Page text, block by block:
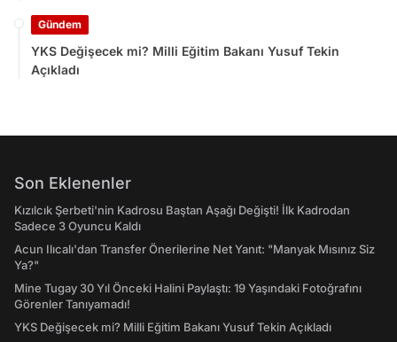
Gündem
YKS Değişecek mi? Milli Eğitim Bakanı Yusuf Tekin
Açıkladı
Son Eklenenler
Kızılcık Şerbeti'nin Kadrosu Baştan Aşağı Değişti! İlk Kadrodan
Sadece 3 Oyuncu Kaldı
Acun Ilıcalı'dan Transfer Önerilerine Net Yanıt: "Manyak Mısınız Siz
Ya?"
Mine Tugay 30 Yıl Önceki Halini Paylaştı: 19 Yaşındaki Fotoğrafını
Görenler Tanıyamadı!
YKS Değişecek mi? Milli Eğitim Bakanı Yusuf Tekin Açıkladı